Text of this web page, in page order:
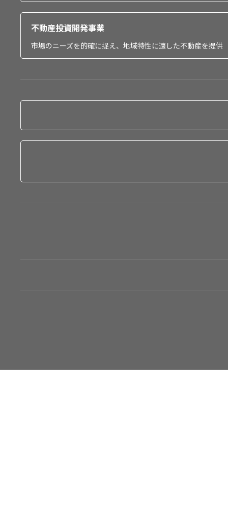
不動産投資開発事業
市場のニーズを的確に捉え、地域特性に適した不動産を提供